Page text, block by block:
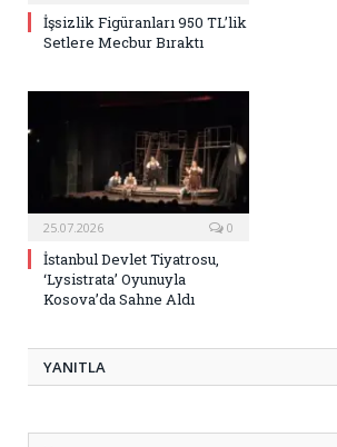
İşsizlik Figüranları 950 TL’lik
Setlere Mecbur Bıraktı
25.07.2026 0
İstanbul Devlet Tiyatrosu,
‘Lysistrata’ Oyunuyla
Kosova’da Sahne Aldı
YANITLA